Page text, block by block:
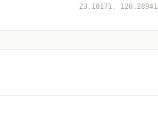
23.10171, 120.28941